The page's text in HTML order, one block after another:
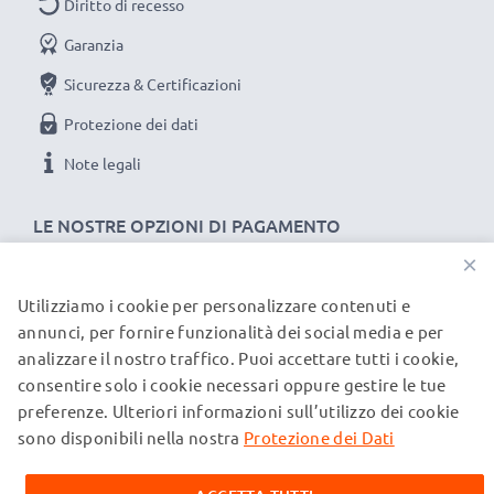
LE NOSTRE OPZIONI DI PAGAMENTO
Diritto di recesso
Garanzia
Sicurezza & Certificazioni
Protezione dei dati
Note legali
I NOSTRI PARTNER DI SPEDIZIONE
© subtel.it 2026
Tutti i prezzi includono l'IVA e sono esclusi i costi di
spedizione. Si prega di notare che tutti i marchi menzionati
sulle nostre pagine web esclusivamente per fornire
×
Utilizziamo i cookie per personalizzare contenuti e
annunci, per fornire funzionalità dei social media e per
analizzare il nostro traffico. Puoi accettare tutti i cookie,
consentire solo i cookie necessari oppure gestire le tue
preferenze. Ulteriori informazioni sull’utilizzo dei cookie
sono disponibili nella nostra Protezione dei Dati